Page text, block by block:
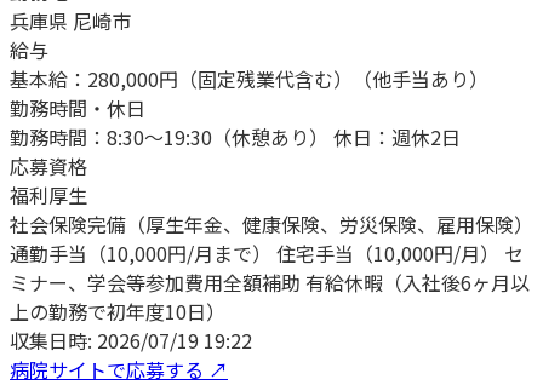
兵庫県 尼崎市
給与
基本給：280,000円（固定残業代含む）（他手当あり）
勤務時間・休日
勤務時間：8:30～19:30（休憩あり） 休日：週休2日
応募資格
福利厚生
社会保険完備（厚生年金、健康保険、労災保険、雇用保険）
通勤手当（10,000円/月まで） 住宅手当（10,000円/月） セ
ミナー、学会等参加費用全額補助 有給休暇（入社後6ヶ月以
上の勤務で初年度10日）
収集日時: 2026/07/19 19:22
病院サイトで応募する ↗